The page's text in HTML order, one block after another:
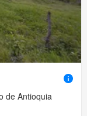
de Antioquia